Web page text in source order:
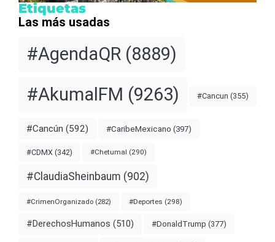
Etiquetas
Las más usadas
#AgendaQR (8889)
#AkumalFM (9263) #Cancun (355)
#Cancún (592) #CaribeMexicano (397)
#CDMX (342) #Chetumal (290)
#ClaudiaSheinbaum (902)
#CrimenOrganizado (282) #Deportes (298)
#DerechosHumanos (510) #DonaldTrump (377)